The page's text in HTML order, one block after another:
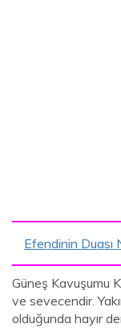
Efendinin Duası
Güneş Kavuşumu
ve sevecendir.
olduğunda hayır